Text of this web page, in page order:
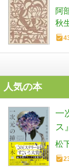
阿
秋
人気の本
一
ス
松